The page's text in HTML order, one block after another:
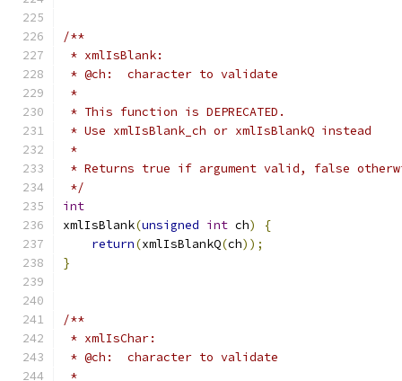
/**
* xmlIsBlank:
* @ch:  character to validate
*
* This function is DEPRECATED.
* Use xmlIsBlank_ch or xmlIsBlankQ instead
*
* Returns true if argument valid, false
*/
int
xmlIsBlank(unsigned int ch)
{
return(xmlIsBlankQ(ch));
}
/**
* xmlIsChar:
* @ch:  character to validate
*